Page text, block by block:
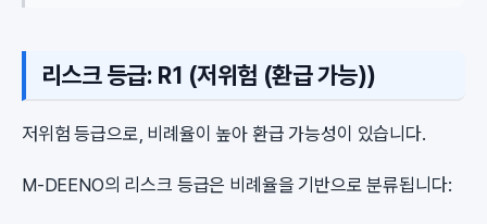
리스크 등급: R1 (저위험 (환급 가능))
저위험 등급으로, 비례율이 높아 환급 가능성이 있습니다.
M-DEENO의 리스크 등급은 비례율을 기반으로 분류됩니다: